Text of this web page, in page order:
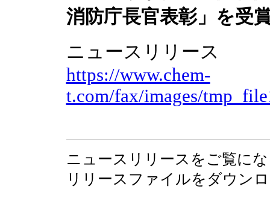
消防庁⾧官表彰」を受
ニュースリリース
https://www.chem-
t.com/fax/images/
ニュースリリースをご覧に
リリースファイルをダウン